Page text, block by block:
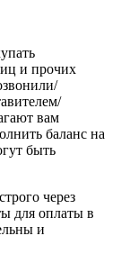
и прочих
вам
баланс на
быть
через
для оплаты в
и